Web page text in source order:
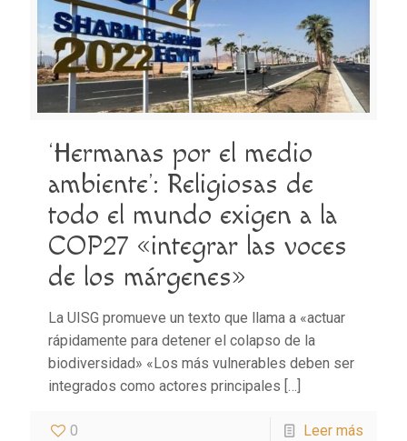
‘Hermanas por el medio
ambiente’: Religiosas de
todo el mundo exigen a la
COP27 «integrar las voces
de los márgenes»
La UISG promueve un texto que llama a «actuar
rápidamente para detener el colapso de la
biodiversidad» «Los más vulnerables deben ser
integrados como actores principales […]
0 Leer más